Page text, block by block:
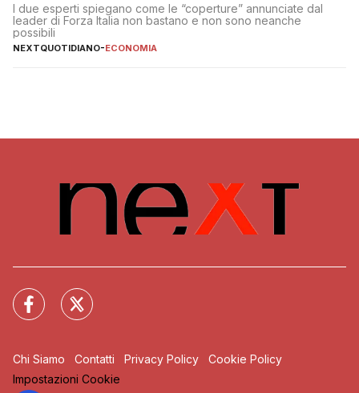
I due esperti spiegano come le “coperture” annunciate dal
leader di Forza Italia non bastano e non sono neanche
possibili
NEXTQUOTIDIANO-ECONOMIA
Chi Siamo Contatti Privacy Policy
Cookie Policy
Impostazioni Cookie